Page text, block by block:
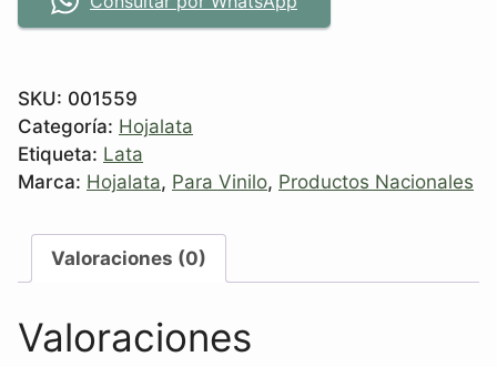
SKU: 001559
Categoría: Hojalata
Etiqueta: Lata
Marca: Hojalata, Para Vinilo, Productos Nacionales
Valoraciones (0)
Valoraciones